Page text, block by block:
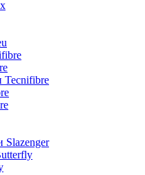
Tecnifibre
Slazenger